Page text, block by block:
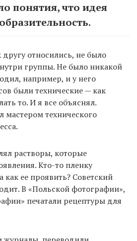
понятия, что идея
относились, не было
группы. Не было никакой
например, и у него
были технические — как
то. И я все объяснял.
мастером технического
растворы, которые
Кто-то пленку
ее проявить? Советский
В «Польской фотографии»,
печатали рецептуры для